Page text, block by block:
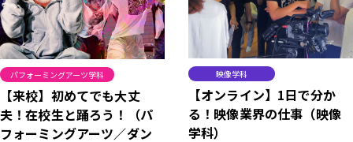
パフォーミングアーツ学科
【来校】初めてでも大丈
夫！在校生と踊ろう！（パ
フォーミングアーツ／ダン
映像学科
【オンライン】1日で分か
る！映像業界の仕事（映像
学科）